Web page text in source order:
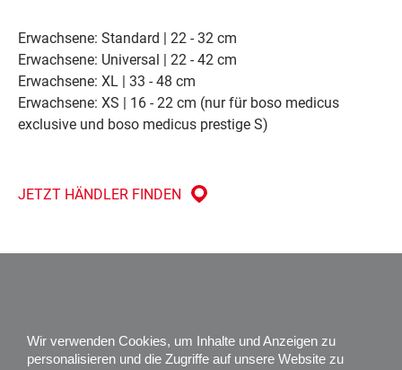
Wir verwenden Cookies, um Inhalte und Anzeigen zu
personalisieren und die Zugriffe auf unsere Website zu
Erwachsene: Standard | 22 - 32 cm
Erwachsene: Universal | 22 - 42 cm
Erwachsene: XL | 33 - 48 cm
Erwachsene: XS | 16 - 22 cm (nur für boso medicus
exclusive und boso medicus prestige S)
JETZT HÄNDLER FINDEN
Datenschutz
Karriere